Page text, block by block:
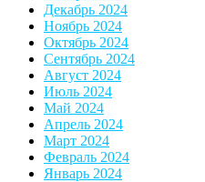
Декабрь 2024
Ноябрь 2024
Октябрь 2024
Сентябрь 2024
Август 2024
Июль 2024
Май 2024
Апрель 2024
Март 2024
Февраль 2024
Январь 2024